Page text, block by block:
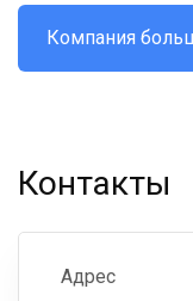
Компания
Контакты
Адрес